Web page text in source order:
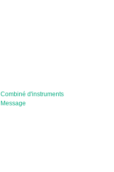
Combiné d'instruments
Message